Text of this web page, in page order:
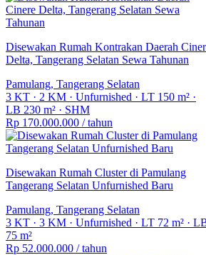
Disewakan Rumah Kontrakan Daerah
Delta, Tangerang Selatan Sewa Tahunan
Pamulang, Tangerang Selatan
3 KT · 2 KM · Unfurnished · LT 150 m² ·
LB 230 m² · SHM
Rp 170.000.000 / tahun
Disewakan Rumah Cluster di Pamulang
Tangerang Selatan Unfurnished Baru
Pamulang, Tangerang Selatan
3 KT · 3 KM · Unfurnished · LT 72 m² ·
75 m²
Rp 52.000.000 / tahun